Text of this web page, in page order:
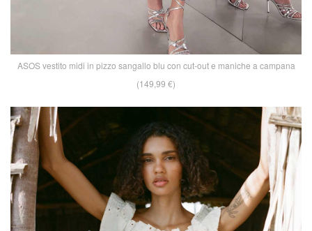
ASOS vestito midi in pizzo sangallo blu con cut-out e maniche a campana
(149,99 €)